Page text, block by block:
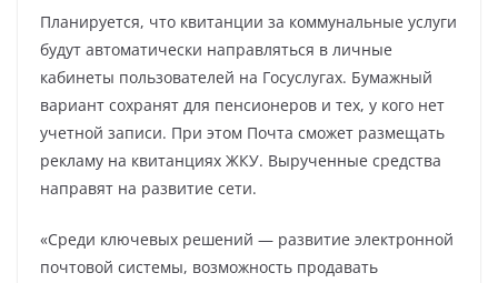
Планируется, что квитанции за коммунальные услуги
будут автоматически направляться в личные
кабинеты пользователей на Госуслугах. Бумажный
вариант сохранят для пенсионеров и тех, у кого нет
учетной записи. При этом Почта сможет размещать
рекламу на квитанциях ЖКУ. Вырученные средства
направят на развитие сети.
«Среди ключевых решений — развитие электронной
почтовой системы, возможность продавать